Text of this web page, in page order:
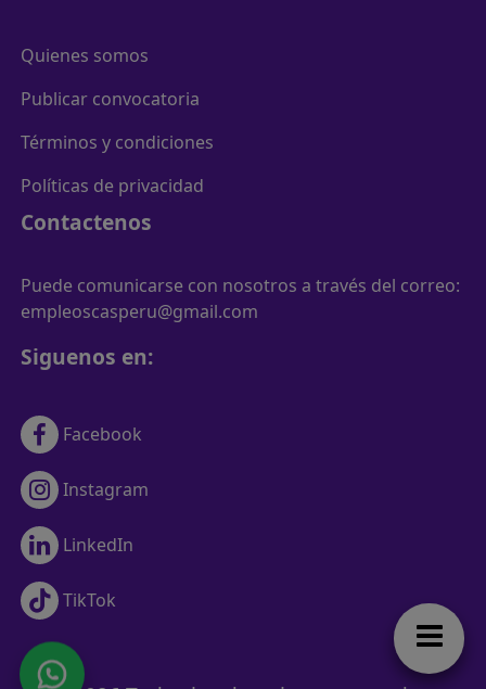
Quienes somos
Publicar convocatoria
Términos y condiciones
Políticas de privacidad
Contactenos
Puede comunicarse con nosotros a través del correo:
empleoscasperu@gmail.com
Siguenos en:
Facebook
Instagram
LinkedIn
TikTok